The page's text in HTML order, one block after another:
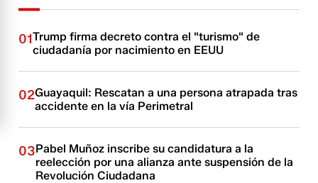
01Trump firma decreto contra el "turismo" de
ciudadanía por nacimiento en EEUU
02Guayaquil: Rescatan a una persona atrapada tras
accidente en la vía Perimetral
03Pabel Muñoz inscribe su candidatura a la
reelección por una alianza ante suspensión de la
Revolución Ciudadana